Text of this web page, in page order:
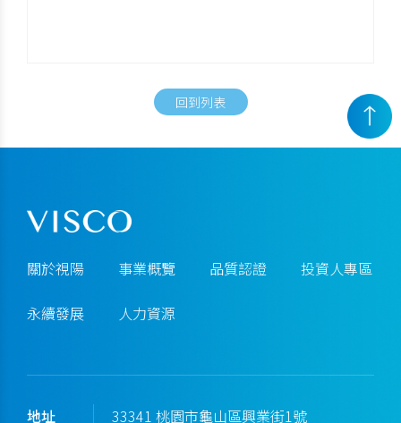
回到列表
關於視陽 事業概覽 品質認證 投資人專區
永續發展 人力資源
地址 33341 桃園市龜山區興業街1號